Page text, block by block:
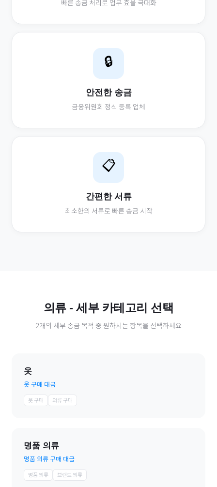
빠른 송금 처리로 업무 효율 극대화
🔒
안전한 송금
금융위원회 정식 등록 업체
📋
간편한 서류
최소한의 서류로 빠른 송금 시작
의류- 세부 카테고리 선택
2개의 세부 송금 목적 중 원하시는 항목을 선택하세요
옷
옷 구매 대금
옷 구매 의류 구매
명품 의류
명품 의류 구매 대금
명품 의류 브랜드 의류